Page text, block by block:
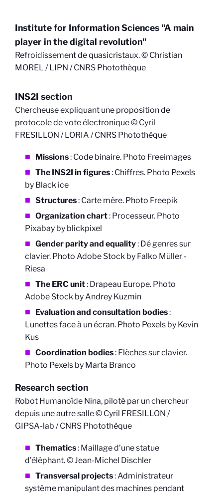
Institute for Information Sciences "A main
player in the digital revolution"
Refroidissement de quasicristaux. © Christian
MOREL / LIPN / CNRS Photothèque
INS2I section
Chercheuse expliquant une proposition de
protocole de vote électronique © Cyril
FRESILLON / LORIA / CNRS Photothèque
Missions: Code binaire. Photo Freeimages
The INS2I in figures: Chiffres. Photo Pexels
by Black ice
Structures: Carte mère. Photo Freepik
Organization chart: Processeur. Photo
Pixabay by blickpixel
Gender parity and equality: Dé genres sur
clavier. Photo Adobe Stock by Falko Müller -
Riesa
The ERC unit: Drapeau Europe. Photo
Adobe Stock by Andrey Kuzmin
Evaluation and consultation bodies:
Lunettes face à un écran. Photo Pexels by Kevin
Kus
Coordination bodies: Flèches sur clavier.
Photo Pexels by Marta Branco
Research section
Robot Humanoïde Nina, piloté par un chercheur
depuis une autre salle © Cyril FRESILLON /
GIPSA-lab / CNRS Photothèque
Thematics: Maillage d’une statue
d’éléphant. © Jean-Michel Dischler
Transversal projects: Administrateur
système manipulant des machines pendant